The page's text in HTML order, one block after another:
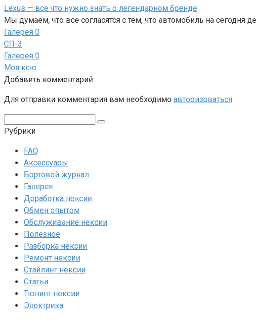
Lexus — все что нужно знать о легендарном бренде
Мы думаем, что все согласятся с тем, что автомобиль на сегодня
Галерея 0
СП-3
Галерея 0
Моя ксю
Добавить комментарий
Для отправки комментария вам необходимо авторизоваться.
Рубрики
FAQ
Аксессуары
Бортовой журнал
Галерея
Доработка нексии
Обмен опытом
Обслуживание нексии
Полезное
Разборка нексии
Ремонт нексии
Стайлинг нексии
Статьи
Тюнинг нексии
Электрика